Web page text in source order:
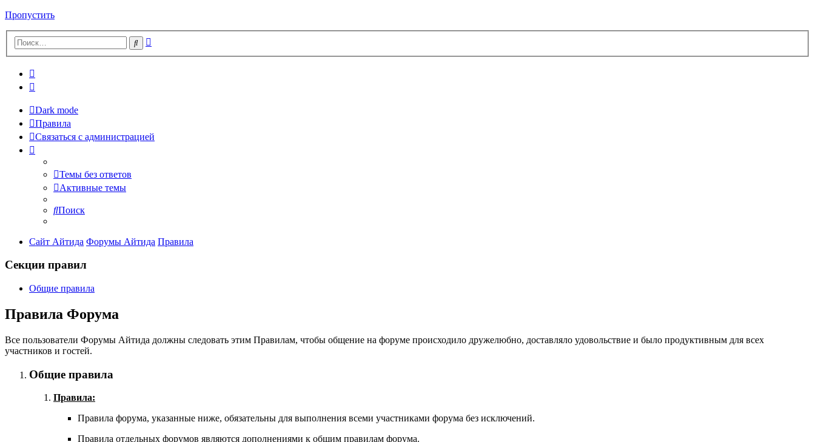
Пропустить
Поиск
Dark mode
Правила
Связаться с администрацией
Темы без ответов
Активные темы
Поиск
Сайт Айтида Форумы Айтида Правила
Секции правил
Общие правила
Правила Форума
Все пользователи Форумы Айтида должны следовать этим Правилам, чтобы общение на форуме происходило дружелюбно, доставляло удовольствие и было продуктивным для всех
участников и гостей.
Общие правила
Правила:
Правила форума, указанные ниже, обязательны для выполнения всеми участниками форума без исключений.
Правила отдельных форумов являются дополнениями к общим правилам форума.